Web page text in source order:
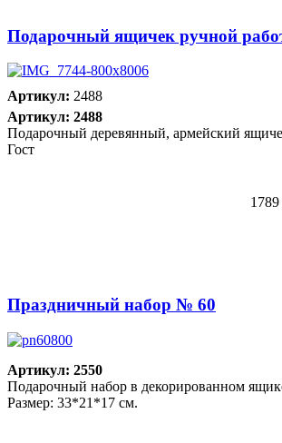
Подарочный ящичек ручной
Артикул: 2488
Артикул: 2488
Подарочный деревянный, армейский
Гост
Праздничный набор № 60
Артикул: 2550
Подарочный набор в декорированном
Размер: 33*21*17 см.